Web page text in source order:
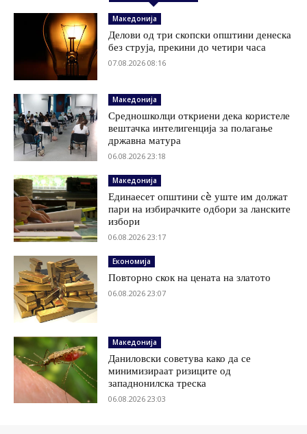
Македонија
Делови од три скопски општини денеска
без струја, прекини до четири часа
07.08.2026 08:16
Македонија
Средношколци откриени дека користеле
вештачка интелигенција за полагање
државна матура
06.08.2026 23:18
Македонија
Единаесет општини сè уште им должат
пари на избирачките одбори за ланските
избори
06.08.2026 23:17
Економија
Повторно скок на цената на златото
06.08.2026 23:07
Македонија
Даниловски советува како да се
минимизираат ризиците од
западнонилска треска
06.08.2026 23:03